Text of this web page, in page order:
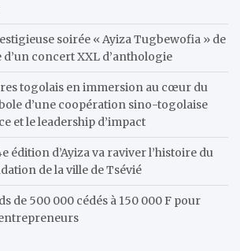
soirée « Ayiza Tugbewofia » de
d’un concert XXL d’anthologie
togolais en immersion au cœur du
d’une coopération sino-togolaise
et le leadership d’impact
édition d’Ayiza va raviver l’histoire du
de la ville de Tsévié
de 500 000 cédés à 150 000 F pour